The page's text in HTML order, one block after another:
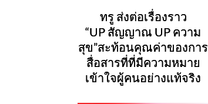
ทรู ส่งต่อเรื่องราว
“UP สัญญาณ UP ความ
สุข”สะท้อนคุณค่าของการ
สื่อสารที่ที่มีความหมาย
เข้าใจผู้คนอย่างแท้จริง